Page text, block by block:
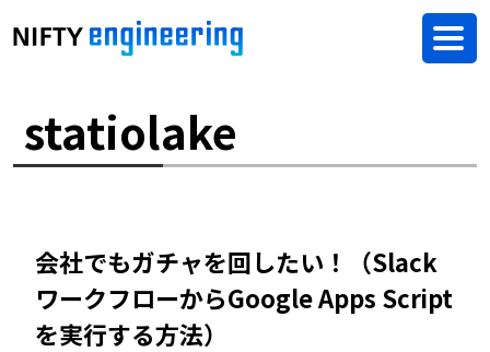
statiolake
会社でもガチャを回したい！（Slack
ワークフローからGoogle Apps Script
を実行する方法）